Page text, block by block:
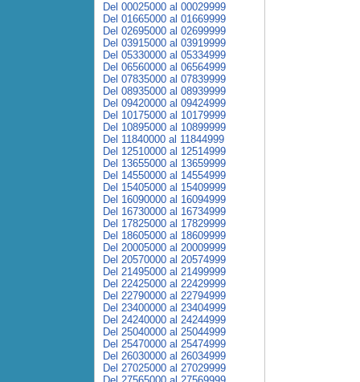
Del 00025000 al 00029999
Del 01665000 al 01669999
Del 02695000 al 02699999
Del 03915000 al 03919999
Del 05330000 al 05334999
Del 06560000 al 06564999
Del 07835000 al 07839999
Del 08935000 al 08939999
Del 09420000 al 09424999
Del 10175000 al 10179999
Del 10895000 al 10899999
Del 11840000 al 11844999
Del 12510000 al 12514999
Del 13655000 al 13659999
Del 14550000 al 14554999
Del 15405000 al 15409999
Del 16090000 al 16094999
Del 16730000 al 16734999
Del 17825000 al 17829999
Del 18605000 al 18609999
Del 20005000 al 20009999
Del 20570000 al 20574999
Del 21495000 al 21499999
Del 22425000 al 22429999
Del 22790000 al 22794999
Del 23400000 al 23404999
Del 24240000 al 24244999
Del 25040000 al 25044999
Del 25470000 al 25474999
Del 26030000 al 26034999
Del 27025000 al 27029999